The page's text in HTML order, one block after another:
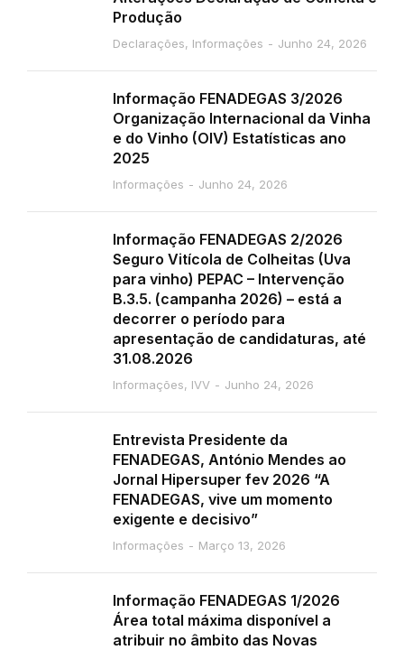
Produção
Declarações, Informações Junho 24, 2026
Informação FENADEGAS 3/2026
Organização Internacional da Vinha
e do Vinho (OIV) Estatísticas ano
2025
Informações Junho 24, 2026
Informação FENADEGAS 2/2026
Seguro Vitícola de Colheitas (Uva
para vinho) PEPAC – Intervenção
B.3.5. (campanha 2026) – está a
decorrer o período para
apresentação de candidaturas, até
31.08.2026
Informações, IVV Junho 24, 2026
Entrevista Presidente da
FENADEGAS, António Mendes ao
Jornal Hipersuper fev 2026 “A
FENADEGAS, vive um momento
exigente e decisivo”
Informações Março 13, 2026
Informação FENADEGAS 1/2026
Área total máxima disponível a
atribuir no âmbito das Novas